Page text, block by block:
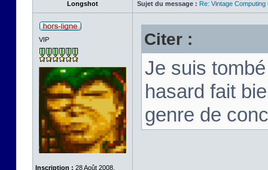
Longshot Sujet du message : Re: Vintage
VIP
Inscription : 28 Août 2008,
Citer :
Je suis
hasard fait
genre de